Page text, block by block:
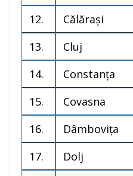
12.
Călărași
13.
Cluj
14.
Constanța
15.
Covasna
16.
Dâmbovița
17.
Dolj